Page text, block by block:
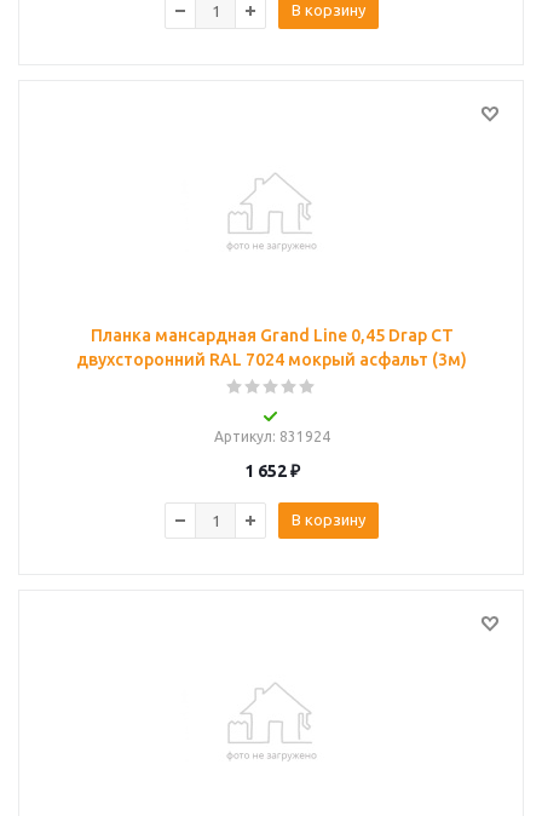
В корзину
Планка мансардная Grand Line 0,45 Drap СТ
двухсторонний RAL 7024 мокрый асфальт (3м)
Артикул: 831924
1 652₽
В корзину